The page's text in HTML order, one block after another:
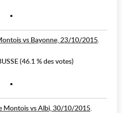
vs Bayonne, 23/10/2015.
(46.1 % des votes)
Montois vs Albi, 30/10/2015.